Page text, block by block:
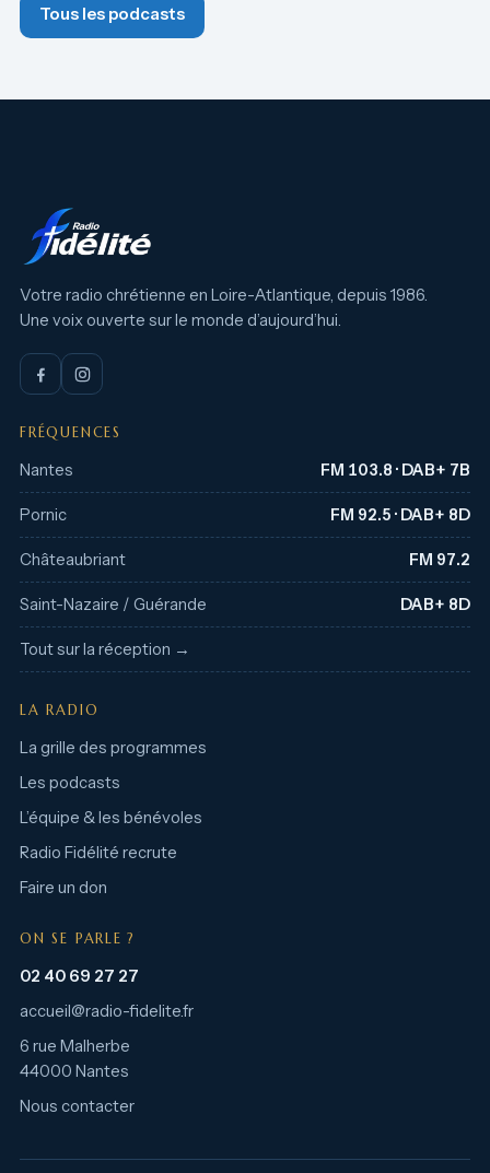
Tous les podcasts
Votre radio chrétienne en Loire-Atlantique, depuis 1986.
Une voix ouverte sur le monde d’aujourd’hui.
FRÉQUENCES
Nantes FM 103.8 · DAB+ 7B
Pornic FM 92.5 · DAB+ 8D
Châteaubriant FM 97.2
Saint-Nazaire / Guérande DAB+ 8D
Tout sur la réception →
LA RADIO
La grille des programmes
Les podcasts
L’équipe & les bénévoles
Radio Fidélité recrute
Faire un don
ON SE PARLE ?
02 40 69 27 27
accueil@radio-fidelite.fr
6 rue Malherbe
44000 Nantes
Nous contacter